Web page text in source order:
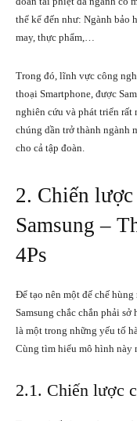
thể kể đến như: Ngành bảo
may, thực phẩm,…
Trong đó, lĩnh vực công
thoại Smartphone, được
nghiên cứu và phát triển
chúng dần trở thành ngành
cho cả tập đoàn.
2. Chiến
Samsung –
4Ps
Để tạo nên một đế chế
Samsung chắc chắn phải
là một trong những yếu tố
Cùng tìm hiểu mô hình này
2.1. Chiến lược